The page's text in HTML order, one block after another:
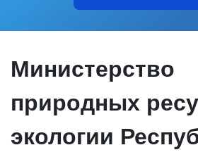
Министерство
природных
экологии